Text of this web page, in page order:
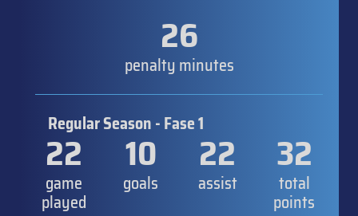
26
penalty minutes
Regular Season - Fase 1
22
game
played
10
goals
22
assist
32
total
points